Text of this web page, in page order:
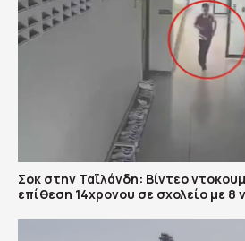
Σοκ στην Ταϊλάνδη: Βίντεο
επίθεση 14χρονου σε σχολείο με 8